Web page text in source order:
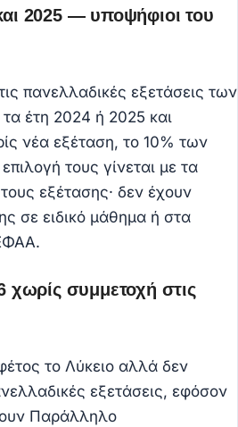
2025 — υποψήφιοι του
πανελλαδικές εξετάσεις των
έτη 2024 ή 2025 και
νέα εξέταση, το 10% των
τους γίνεται με τα
εξέτασης· δεν έχουν
σε ειδικό μάθημα ή στα
χωρίς συμμετοχή στις
το Λύκειο αλλά δεν
εξετάσεις, εφόσον
Παράλληλο